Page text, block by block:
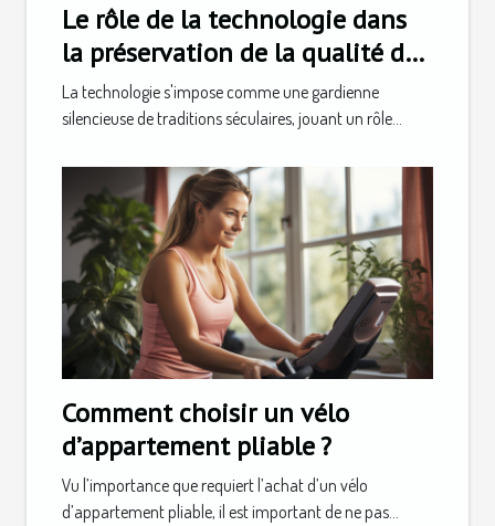
Le rôle de la technologie dans
la préservation de la qualité du
champagne pendant le
transport
La technologie s'impose comme une gardienne
silencieuse de traditions séculaires, jouant un rôle...
Comment choisir un vélo
d’appartement pliable ?
Vu l’importance que requiert l’achat d’un vélo
d’appartement pliable, il est important de ne pas...